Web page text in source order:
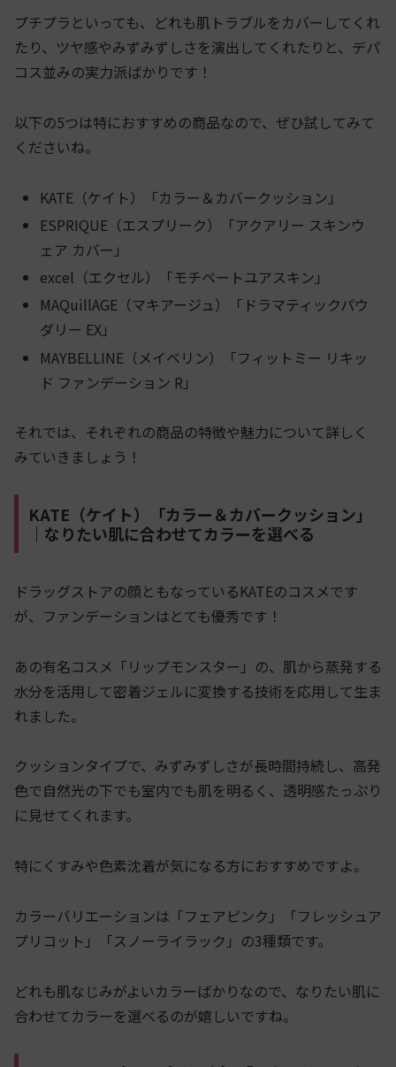
プチプラといっても、どれも肌トラブルをカバーしてくれ
たり、ツヤ感やみずみずしさを演出してくれたりと、デパ
コス並みの実力派ばかりです！
以下の5つは特におすすめの商品なので、ぜひ試してみて
くださいね。
KATE（ケイト）「カラー＆カバークッション」
ESPRIQUE（エスプリーク）「アクアリー スキンウ
ェア カバー」
excel（エクセル）「モチベートユアスキン」
MAQuillAGE（マキアージュ）「ドラマティックパウ
ダリー EX」
MAYBELLINE（メイベリン）「フィットミー リキッ
ド ファンデーション R」
それでは、それぞれの商品の特徴や魅力について詳しく
みていきましょう！
KATE（ケイト）「カラー＆カバークッション」
｜なりたい肌に合わせてカラーを選べる
ドラッグストアの顔ともなっているKATEのコスメです
が、ファンデーションはとても優秀です！
あの有名コスメ「リップモンスター」の、肌から蒸発する
水分を活用して密着ジェルに変換する技術を応用して生ま
れました。
クッションタイプで、みずみずしさが長時間持続し、高発
色で自然光の下でも室内でも肌を明るく、透明感たっぷり
に見せてくれます。
特にくすみや色素沈着が気になる方におすすめですよ。
カラーバリエーションは「フェアピンク」「フレッシュア
プリコット」「スノーライラック」の3種類です。
どれも肌なじみがよいカラーばかりなので、なりたい肌に
合わせてカラーを選べるのが嬉しいですね。